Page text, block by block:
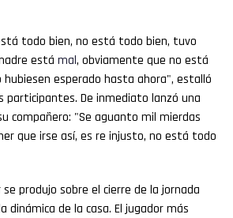
todo bien, no está todo bien, tuvo
está mal, obviamente que no está
hubiesen esperado hasta ahora", estalló
De inmediato lanzó una
compañero: "Se aguanto mil mierdas
que irse así, es re injusto, no está todo
produjo sobre el cierre de la jornada
dinámica de la casa. El jugador más